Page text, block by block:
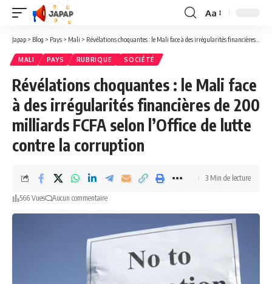
Redimensionner
la
Aa
Japap > Blog > Pays > Mali > Révélations choquantes : le Mali face à des irrégularités financières de 200 milliards FCFA selon l’Office de lutte contre la corruption
MALI PAYS RUBRIQUE SOCIÉTÉ
Révélations choquantes : le Mali face
à des irrégularités financières de 200
milliards FCFA selon l’Office de lutte
contre la corruption
566 Vues Aucun commentaire
3 Min de lecture